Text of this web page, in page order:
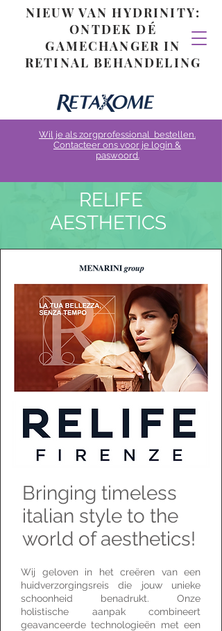
Wil je als zorgprofessional bestellen.
Contacteer ons voor je login &
paswoord.
NIEUW VAN HYDRINITY:
ONTDEK DÉ
GAMECHANGER IN
RETINAL BEHANDELING
RELIFE
AESTHETICS
Bringing timeless
italian style to the
world of aesthetics!
Wij geloven in het creëren van een
huidverzorgingsreis die jouw unieke
schoonheid benadrukt. Onze
holistische aanpak combineert
geavanceerde technologieën met een